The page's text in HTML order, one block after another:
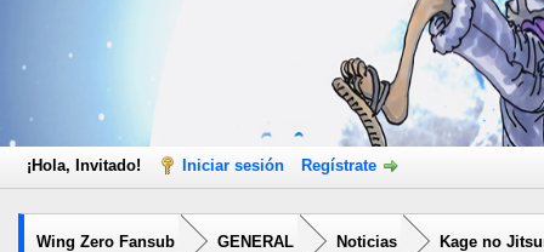
¡Hola, Invitado! Iniciar sesión Regístrate
Wing Zero Fansub GENERAL Noticias Kage no